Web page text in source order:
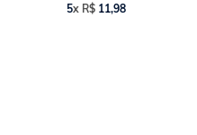
5x R$ 11,98